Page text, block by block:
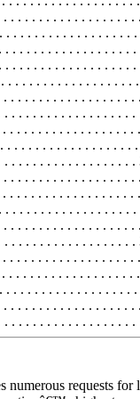
. . . . . . . . . . . . . . . . . .
. . . . . . . . . . . . . . . . . .
. . . . . . . . . . . . . . . . . .
. . . . . . . . . . . . . . . . . .
. . . . . . . . . . . . . . . . . .
. . . . . . . . . . . . . . . . . .
. . . . . . . . . . . . . . . . . .
. . . . . . . . . . . . . . . . . .
. . . . . . . . . . . . . . . . . .
. . . . . . . . . . . . . . . . . .
. . . . . . . . . . . . . . . . . .
. . . . . . . . . . . . . . . . . .
. . . . . . . . . . . . . . . . . .
. . . . . . . . . . . . . . . . . .
. . . . . . . . . . . . . . . . . .
. . . . . . . . . . . . . . . . . .
. . . . . . . . . . . . . . . . . .
. . . . . . . . . . . . . . . . .
. . . . . . . . . . . . . . . . . .
. . . . . . . . . . . . . . . . . .
numerous requests for